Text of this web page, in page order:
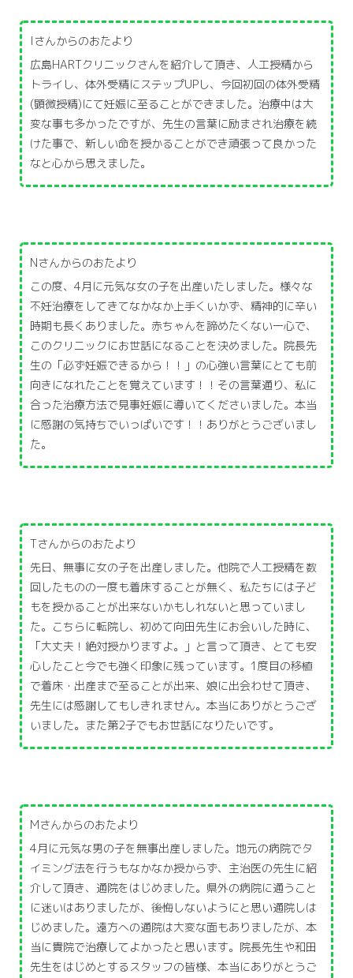
Iさんからのおたより
広島HARTクリニックさんを紹介して頂き、人工授精から
トライし、体外受精にステップUPし、今回初回の体外受精
(顕微授精)にて妊娠に至ることができました。治療中は大
変な事も多かったですが、先生の言葉に励まされ治療を続
けた事で、新しい命を授かることができ頑張って良かった
なと心から思えました。
Nさんからのおたより
この度、4月に元気な女の子を出産いたしました。様々な
不妊治療をしてきてなかなか上手くいかず、精神的に辛い
時期も長くありました。赤ちゃんを諦めたくない一心で、
このクリニックにお世話になることを決めました。院長先
生の「必ず妊娠できるから！！」の心強い言葉にとても前
向きになれたことを覚えています！！その言葉通り、私に
合った治療方法で見事妊娠に導いてくださいました。本当
に感謝の気持ちでいっぱいです！！ありがとうございまし
た。
Tさんからのおたより
先日、無事に女の子を出産しました。他院で人工授精を数
回したものの一度も着床することが無く、私たちには子ど
もを授かることが出来ないかもしれないと思っていまし
た。こちらに転院し、初めて向田先生にお会いした時に、
「大丈夫！絶対授かりますよ。」と言って頂き、とても安
心したこと今でも強く印象に残っています。1度目の移植
で着床・出産まで至ることが出来、娘に出会わせて頂き、
先生には感謝してもしきれません。本当にありがとうござ
いました。また第2子でもお世話になりたいです。
Mさんからのおたより
4月に元気な男の子を無事出産しました。地元の病院でタ
イミング法を行うもなかなか授からず、主治医の先生に紹
介して頂き、通院をはじめました。県外の病院に通うこと
に迷いはありましたが、後悔しないようにと思い通院しは
じめました。遠方への通院は大変な面もありましたが、本
当に貴院で治療してよかったと思います。院長先生や和田
先生をはじめとするスタッフの皆様、本当にありがとうご